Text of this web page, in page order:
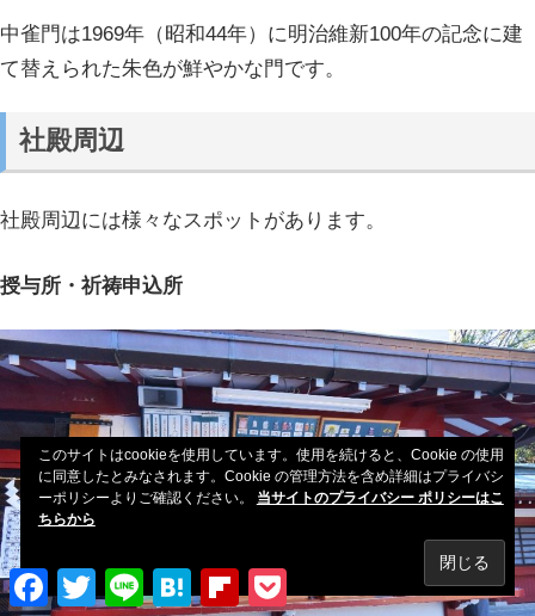
中雀門は1969年（昭和44年）に明治維新100年の記念に建
て替えられた朱色が鮮やかな門です。
社殿周辺
社殿周辺には様々なスポットがあります。
授与所・祈祷申込所
Facebook
TwitterLine HatenaFlipboard
このサイトはcookieを使用しています。使用を続けると、Cookie の使用
に同意したとみなされます。Cookie の管理方法を含め詳細はプライバシ
ーポリシーよりご確認ください。 当サイトのプライバシー ポリシーはこ
ちらから